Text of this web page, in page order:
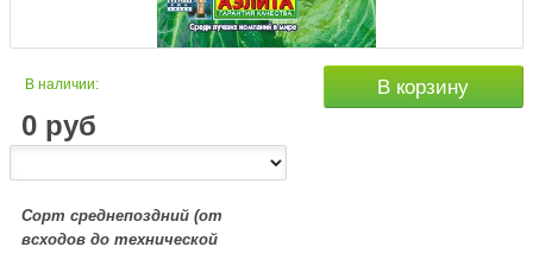
В наличии:
0 руб
Сорт среднепоздний (от
всходов до технической
В корзину